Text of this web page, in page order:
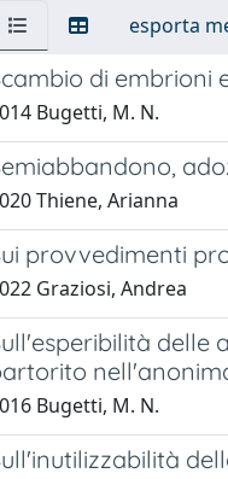
esporta
di embrioni
Bugetti, M. N.
Thiene, Arianna
provvedimenti
Graziosi, Andrea
delle
Bugetti, M. N.